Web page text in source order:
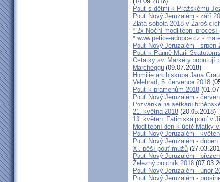
Pouť s dětmi k Pražskému
Pouť Nový Jeruzalém - září
Zlatá sobota 2018 v
* 2x Noční modlitební
* www.petice-adopce.cz -
Pouť Nový Jeruzalém - srpen
Pouť k Panně Marii
Ostatky sv. Markéty poputují
Marcheggu (09.07.2018)
Homilie arcibiskupa Jana
Velehrad, 5. července 2018
Pouť k pramenům 2018
Pouť Nový Jeruzalém -
Pozvánka na setkání
21. května 2018 (20.05.2018)
13. květen: Fatimská pouť v
Modlitební den k úctě Matky
Pouť Nový Jeruzalém -
Pouť Nový Jeruzalém - duben
XI. pěší pouť mužů
Pouť Nový Jeruzalém -
Železný poutník 2018
Pouť Nový Jeruzalém - únor
Pouť Nový Jeruzalém -